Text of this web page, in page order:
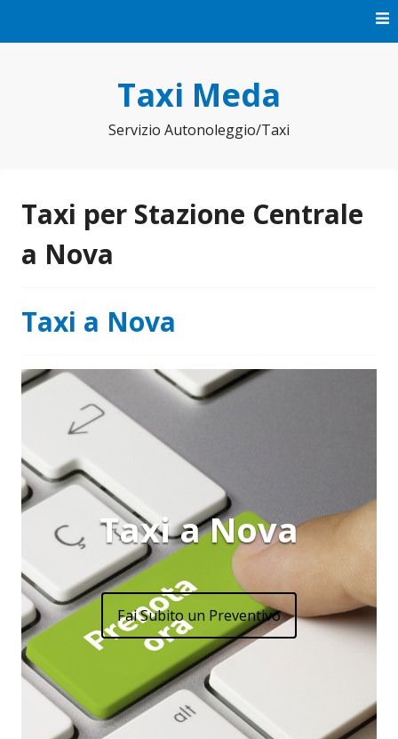
Taxi Meda
Servizio Autonoleggio/Taxi
Taxi per Stazione Centrale
a Nova
Taxi a Nova
Taxi a Nova
Fai Subito un Preventivo